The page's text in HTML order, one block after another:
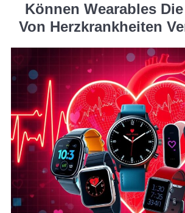
Können Wearables
Von Herzkrankheiten